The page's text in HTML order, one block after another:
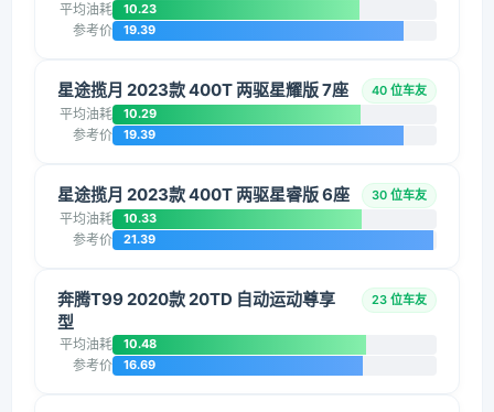
平均油耗 10.23
参考价 19.39
星途揽月 2023款 400T 两驱星耀版 7座 40 位车友
平均油耗 10.29
参考价 19.39
星途揽月 2023款 400T 两驱星睿版 6座 30 位车友
平均油耗 10.33
参考价 21.39
奔腾T99 2020款 20TD 自动运动尊享
型
23 位车友
平均油耗 10.48
参考价 16.69